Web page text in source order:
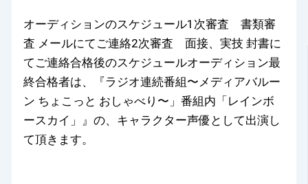
オーディションのスケジュール1次審査 書類審
査 メールにてご連絡2次審査 面接、実技 封書に
てご連絡合格後のスケジュールオーディション最
終合格者は、『ラジオ連続番組〜メディアバルー
ン ちょこっと おしゃべり〜」番組内「レインボ
ースカイ」』の、キャラクター声優として出演し
て頂きます。